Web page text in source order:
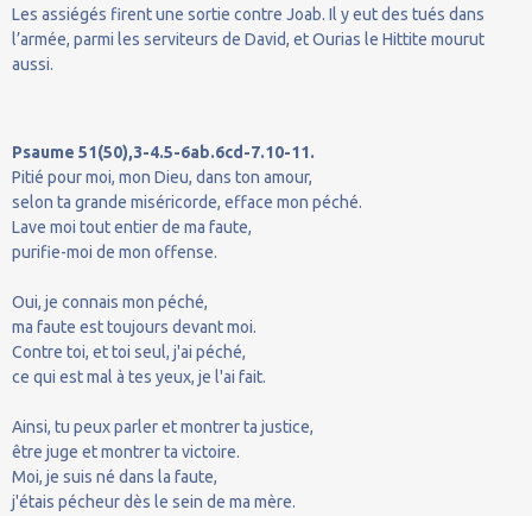
Les assiégés firent une sortie contre Joab. Il y eut des tués dans
l’armée, parmi les serviteurs de David, et Ourias le Hittite mourut
aussi.
Psaume 51(50),3-4.5-6ab.6cd-7.10-11.
Pitié pour moi, mon Dieu, dans ton amour,
selon ta grande miséricorde, efface mon péché.
Lave moi tout entier de ma faute,
purifie-moi de mon offense.
Oui, je connais mon péché,
ma faute est toujours devant moi.
Contre toi, et toi seul, j'ai péché,
ce qui est mal à tes yeux, je l'ai fait.
Ainsi, tu peux parler et montrer ta justice,
être juge et montrer ta victoire.
Moi, je suis né dans la faute,
j'étais pécheur dès le sein de ma mère.